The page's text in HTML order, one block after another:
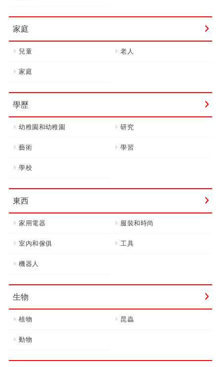
家庭
兒童 老人
家庭
學歷
幼稚園和幼稚園 研究
藝術 學習
學校
東西
家用電器 服裝和時尚
室內和傢俱 工具
機器人
生物
植物 昆蟲
動物